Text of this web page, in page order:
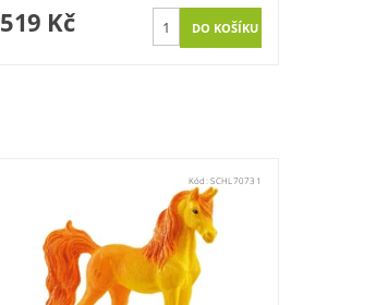
519 Kč
Kód:SCHL70731